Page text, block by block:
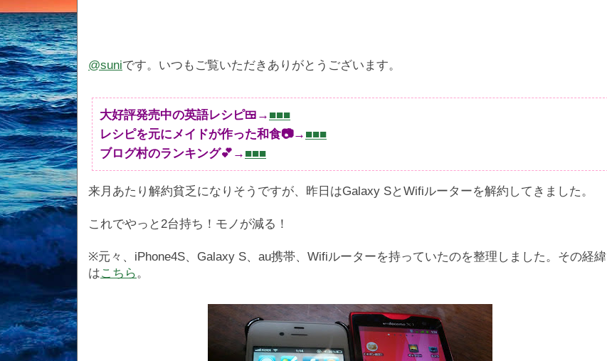
@suniです。いつもご覧いただきありがとうございます。
大好評発売中の英語レシピ🍱→ ■■■
レシピを元にメイドが作った和食📷→ ■■■
ブログ村のランキング💕→ ■■■
来月あたり解約貧乏になりそうですが、昨日はGalaxy SとWifiルーターを解約してきました。
これでやっと2台持ち！モノが減る！
※元々、iPhone4S、Galaxy S、au携帯、Wifiルーターを持っていたのを整理しました。その経緯
はこちら 。